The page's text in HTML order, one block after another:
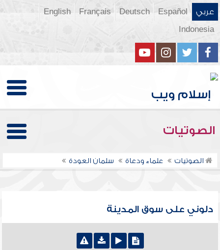
عربي Español
Deutsch
Français
English
Indonesia
الصوتيات
الصوتيات علماء ودعاة سلمان العودة
دلوني على سوق المدينة